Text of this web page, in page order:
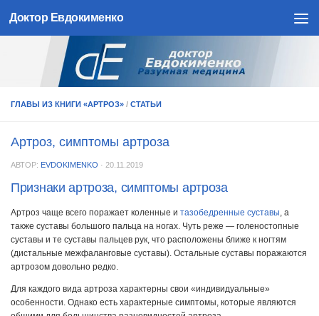
Skip to content
Доктор Евдокименко
ГЛАВЫ ИЗ КНИГИ «АРТРОЗ» / СТАТЬИ
Артроз, симптомы артроза
АВТОР: EVDOKIMENKO · 20.11.2019
Признаки артроза, симптомы артроза
Артроз чаще всего поражает коленные и тазобедренные суставы , а
также суставы большого пальца на ногах. Чуть реже — голеностопные
суставы и те суставы пальцев рук, что расположены ближе к ногтям
(дистальные межфаланговые суставы). Остальные суставы поражаются
артрозом довольно редко.
Для каждого вида артроза характерны свои «индивидуальные»
особенности. Однако есть характерные симптомы, которые являются